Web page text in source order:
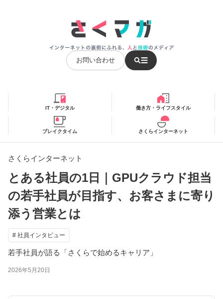
お問い合わせ
IT・デジタル 働き方・ライフスタイル
ブレイクタイム さくらインターネット
さくらインターネット
とある社員の1日｜GPUクラウド担当
の若手社員が目指す、お客さまに寄り
添う営業とは
# 社員インタビュー
若手社員が語る「さくらで始めるキャリア」
2026年5月20日